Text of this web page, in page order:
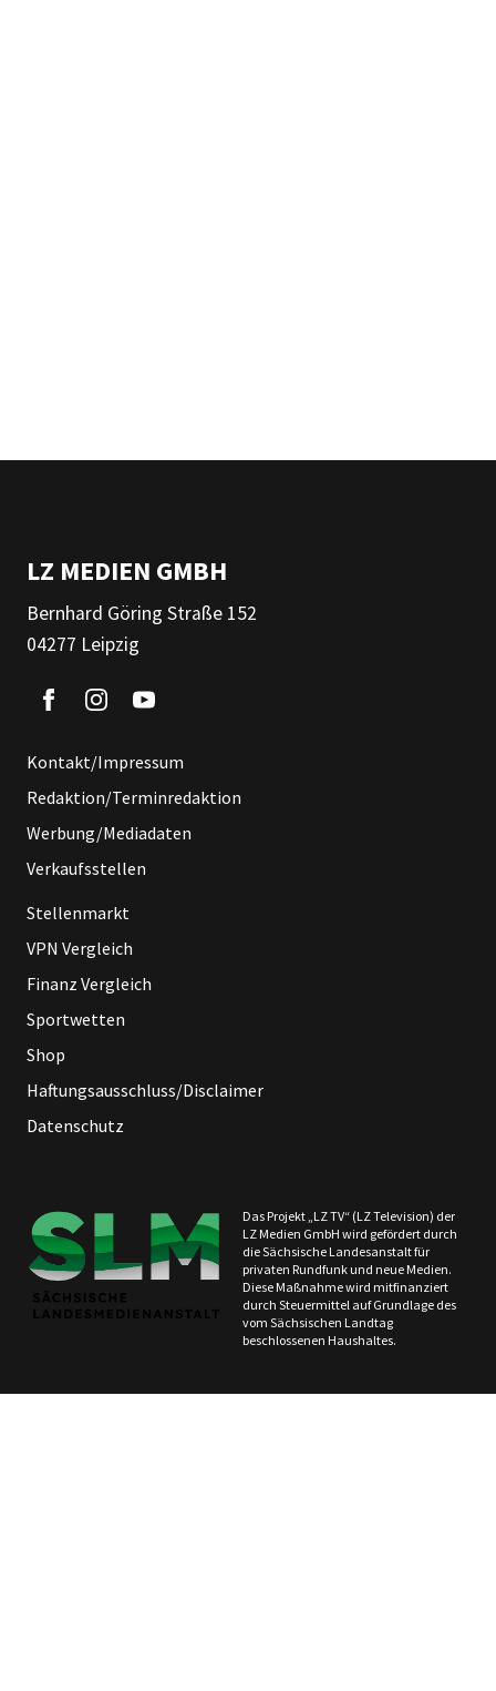
LZ MEDIEN GMBH
Bernhard Göring Straße 152
04277 Leipzig
Kontakt/Impressum
Redaktion/Terminredaktion
Werbung/Mediadaten
Verkaufsstellen
Stellenmarkt
VPN Vergleich
Finanz Vergleich
Sportwetten
Shop
Haftungsausschluss/Disclaimer
Datenschutz
Das Projekt „LZ TV“ (LZ Television) der
LZ Medien GmbH wird gefördert durch
die Sächsische Landesanstalt für
privaten Rundfunk und neue Medien.
Diese Maßnahme wird mitfinanziert
durch Steuermittel auf Grundlage des
vom Sächsischen Landtag
beschlossenen Haushaltes.